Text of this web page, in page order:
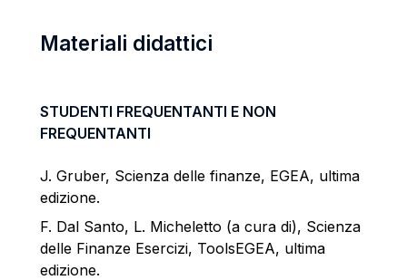
Materiali didattici
STUDENTI FREQUENTANTI E NON
FREQUENTANTI
J. Gruber, Scienza delle finanze, EGEA, ultima
edizione.
F. Dal Santo, L. Micheletto (a cura di), Scienza
delle Finanze Esercizi, ToolsEGEA, ultima
edizione.